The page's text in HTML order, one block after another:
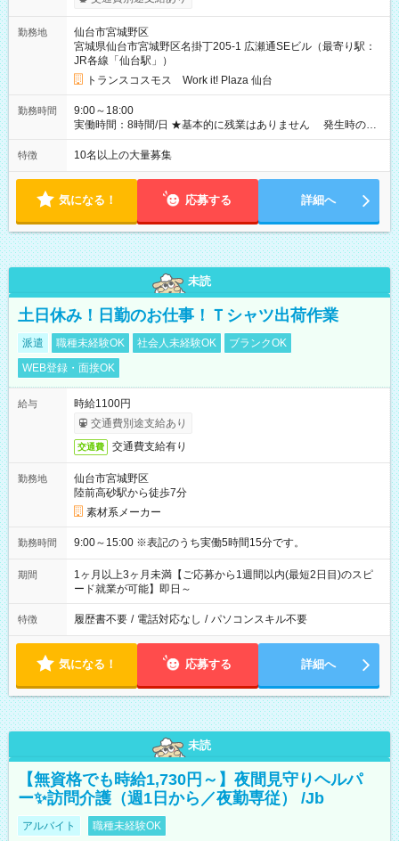
給与変動なし ＜ 収入例 ＞ ■週5日勤務の場合… 月収22万8,800
4日勤務の場合… 月収16万6,400円以上可能 ※交通費別途支給
（時給1,300円×8時間×16日） 【試用期間】試用期間なし
勤務地
仙台市宮城野区
宮城県仙台市宮城野区名掛丁205-1 広瀬通SEビル（最寄り駅：
JR各線「仙台駅」）
トランスコスモス Work it! Plaza 仙台
勤務時間
9:00～18:00
実働時間：8時間/日 ★基本的に残業はありません 発生時の残
業代は1分単位で支給いたします
特徴 10名以上の大量募集
気になる！ 応募する 詳細へ
未読
土日休み！日勤のお仕事！Ｔシャツ出荷作業
派遣 職種未経験OK 社会人未経験OK
ブランクOK
WEB登録・面接OK
給与
時給1100円
交通費別途支給あり
交通費 交通費支給有り
勤務地
仙台市宮城野区
陸前高砂駅から徒歩7分
素材系メーカー
勤務時間 9:00～15:00 ※表記のうち実働5時間15分です。
期間
1ヶ月以上3ヶ月未満【ご応募から1週間以内(最短2日目)のスピ
ード就業が可能】即日～
特徴 履歴書不要 / 電話対応なし / パソコンスキル不要
気になる！ 応募する 詳細へ
未読
【無資格でも時給1,730円～】夜間見守りヘルパ
ー✨訪問介護（週1日から／夜勤専従） /Jb
アルバイト 職種未経験OK